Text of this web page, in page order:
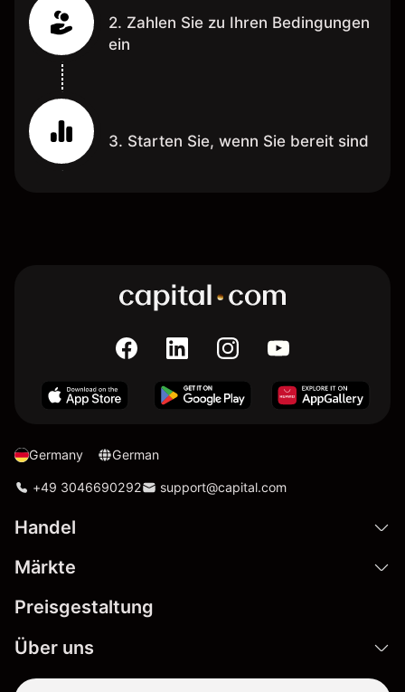
2. Zahlen Sie zu Ihren Bedingungen
ein
3. Starten Sie, wenn Sie bereit sind
Germany German
+49 3046690292 support@capital.com
Handel
Märkte
Preisgestaltung
Über uns